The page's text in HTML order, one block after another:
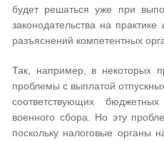
будет решаться уже при
законодательства на
разъяснений компетентных
Так, например, в некоторых
проблемы с выплатой
соответствующих
военного сбора. Но эту
поскольку налоговые органы